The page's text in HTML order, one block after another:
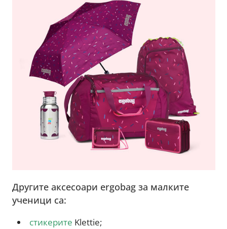
Другите аксесоари ergobag за малките
ученици са:
стикерите Klettie;